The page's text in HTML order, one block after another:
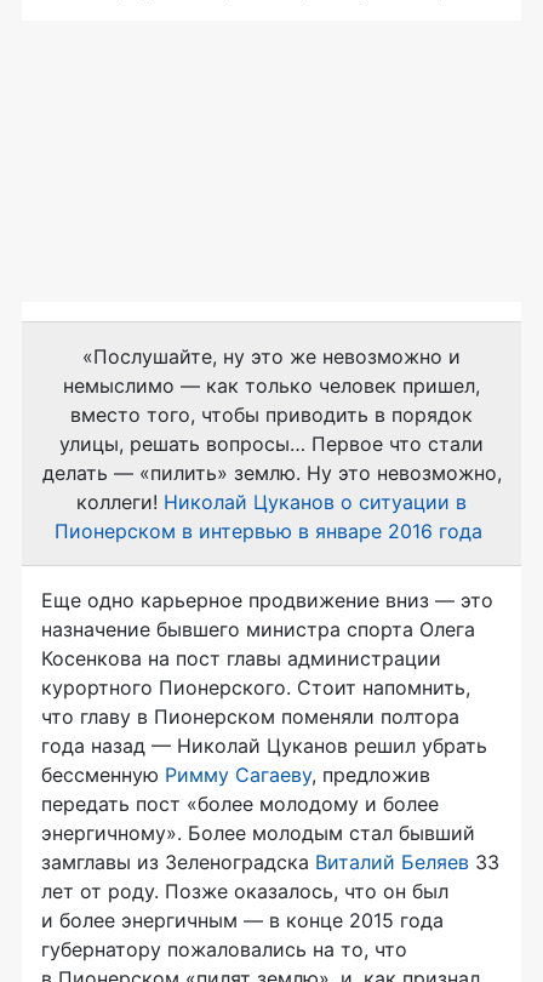
«Послушайте, ну это же невозможно и
немыслимо — как только человек пришел,
вместо того, чтобы приводить в порядок
улицы, решать вопросы… Первое что стали
делать — «пилить» землю. Ну это невозможно,
коллеги! Николай Цуканов о ситуации в
Пионерском в интервью в январе 2016 года
Еще одно карьерное продвижение вниз — это
назначение бывшего министра спорта Олега
Косенкова на пост главы администрации
курортного Пионерского. Стоит напомнить,
что главу в Пионерском поменяли полтора
года назад — Николай Цуканов решил убрать
бессменную Римму Сагаеву, предложив
передать пост «более молодому и более
энергичному». Более молодым стал бывший
замглавы из Зеленоградска Виталий Беляев 33
лет от роду. Позже оказалось, что он был
и более энергичным — в конце 2015 года
губернатору пожаловались на то, что